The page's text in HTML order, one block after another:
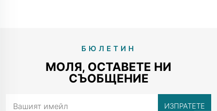
БЮЛЕТИН
МОЛЯ, ОСТАВЕТЕ НИ
СЪОБЩЕНИЕ